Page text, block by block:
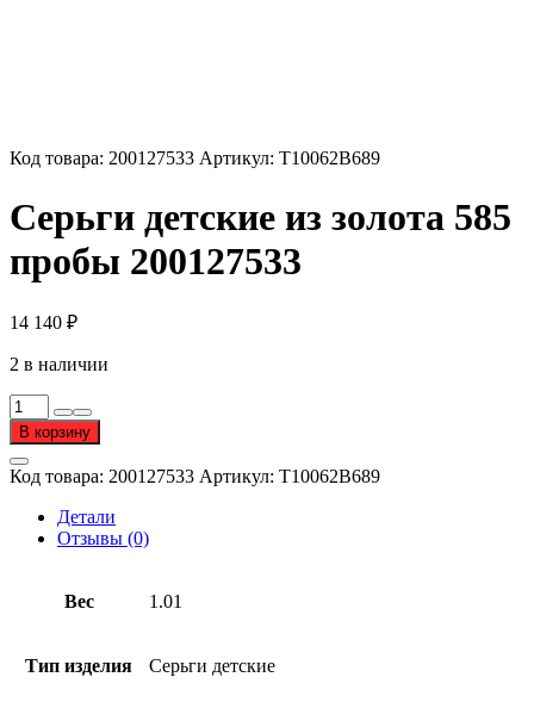
Код товара: 200127533 Артикул: Т10062В689
Серьги детские из золота 585
пробы 200127533
14 140 ₽
2 в наличии
Количество
товара
Серьги
детские
из
золота
пробы
В корзину
Код товара: 200127533 Артикул: Т10062В689
Детали
Отзывы (0)
Вес 1.01
Тип изделия Серьги детские